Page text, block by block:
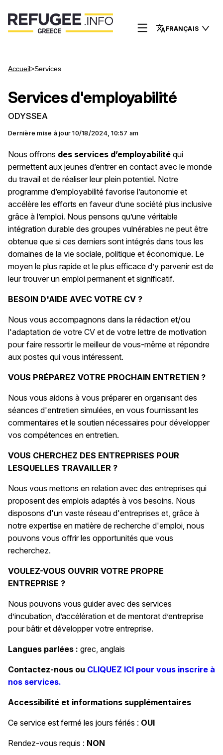
FRANÇAIS
Accueil>Services
Services d'employabilité
ODYSSEA
Dernière mise à jour 10/18/2024, 10:57 am
Nous offrons des services d’employabilité qui
permettent aux jeunes d’entrer en contact avec le monde
du travail et de réaliser leur plein potentiel. Notre
programme d’employabilité favorise l’autonomie et
accélère les efforts en faveur d’une société plus inclusive
grâce à l’emploi. Nous pensons qu’une véritable
intégration durable des groupes vulnérables ne peut être
obtenue que si ces derniers sont intégrés dans tous les
domaines de la vie sociale, politique et économique. Le
moyen le plus rapide et le plus efficace d’y parvenir est de
leur trouver un emploi permanent et significatif.
BESOIN D'AIDE AVEC VOTRE CV ?
Nous vous accompagnons dans la rédaction et/ou
l'adaptation de votre CV et de votre lettre de motivation
pour faire ressortir le meilleur de vous-même et répondre
aux postes qui vous intéressent.
VOUS PRÉPAREZ VOTRE PROCHAIN ENTRETIEN ?
Nous vous aidons à vous préparer en organisant des
séances d'entretien simulées, en vous fournissant les
commentaires et le soutien nécessaires pour développer
vos compétences en entretien.
VOUS CHERCHEZ DES ENTREPRISES POUR
LESQUELLES TRAVAILLER ?
Nous vous mettons en relation avec des entreprises qui
proposent des emplois adaptés à vos besoins. Nous
disposons d'un vaste réseau d'entreprises et, grâce à
notre expertise en matière de recherche d'emploi, nous
pouvons vous offrir les opportunités que vous
recherchez.
VOULEZ-VOUS OUVRIR VOTRE PROPRE
ENTREPRISE ?
Nous pouvons vous guider avec des services
d’incubation, d’accélération et de mentorat d’entreprise
pour bâtir et développer votre entreprise.
Langues parlées : grec, anglais
Contactez-nous ou CLIQUEZ ICI pour vous inscrire à
nos services.
Accessibilité et informations supplémentaires
Ce service est fermé les jours fériés : OUI
Rendez-vous requis : NON